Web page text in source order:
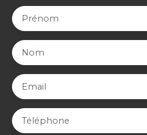
Prénom
Nom
Email
Téléphone